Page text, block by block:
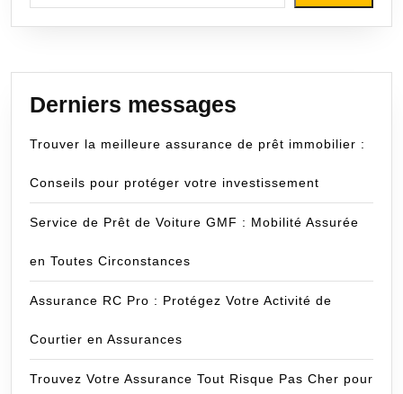
Derniers messages
Trouver la meilleure assurance de prêt immobilier :
Conseils pour protéger votre investissement
Service de Prêt de Voiture GMF : Mobilité Assurée
en Toutes Circonstances
Assurance RC Pro : Protégez Votre Activité de
Courtier en Assurances
Trouvez Votre Assurance Tout Risque Pas Cher pour